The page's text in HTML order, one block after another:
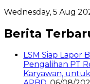
Wednesday, 5 Aug
Berita
LSM Siap Lapor
Pengalihan PT
Karyawan,